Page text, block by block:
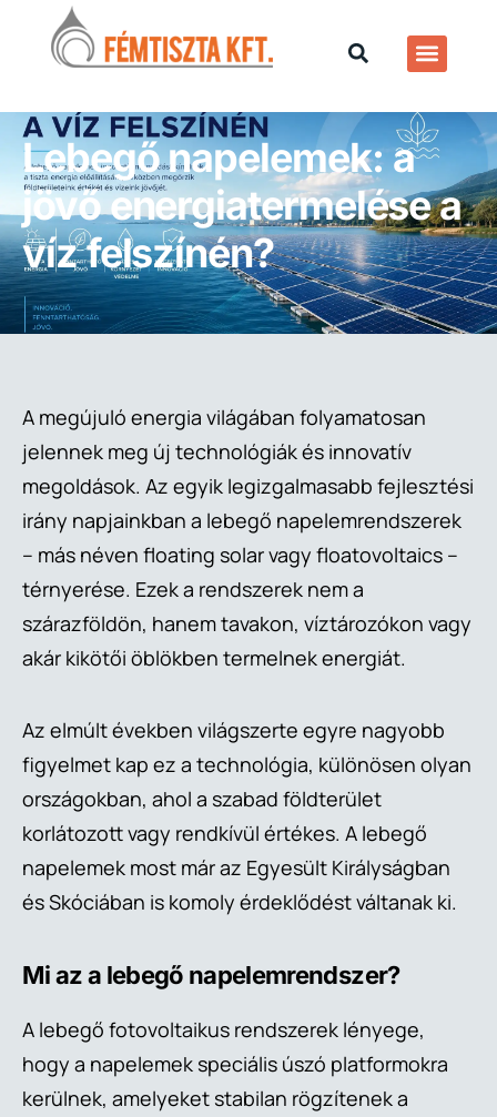
Lebegő napelemek: a
jövő energiatermelése a
víz felszínén?
A megújuló energia világában folyamatosan
jelennek meg új technológiák és innovatív
megoldások. Az egyik legizgalmasabb fejlesztési
irány napjainkban a lebegő napelemrendszerek
– más néven floating solar vagy floatovoltaics –
térnyerése. Ezek a rendszerek nem a
szárazföldön, hanem tavakon, víztározókon vagy
akár kikötői öblökben termelnek energiát.
Az elmúlt években világszerte egyre nagyobb
figyelmet kap ez a technológia, különösen olyan
országokban, ahol a szabad földterület
korlátozott vagy rendkívül értékes. A lebegő
napelemek most már az Egyesült Királyságban
és Skóciában is komoly érdeklődést váltanak ki.
Mi az a lebegő napelemrendszer?
A lebegő fotovoltaikus rendszerek lényege,
hogy a napelemek speciális úszó platformokra
kerülnek, amelyeket stabilan rögzítenek a